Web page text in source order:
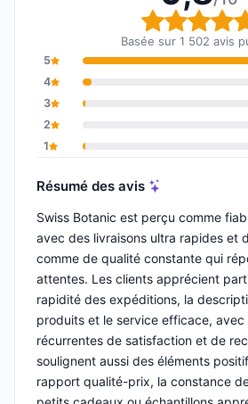
Note
Basée sur 1 502 avis
5
4
3
2
1
Résumé des avis
Swiss Botanic est perçu comme
avec des livraisons ultra rapides et
comme de qualité constante qui
attentes. Les clients apprécient
rapidité des expéditions, la
produits et le service efficace, avec
récurrentes de satisfaction et de
soulignent aussi des éléments
rapport qualité-prix, la constance